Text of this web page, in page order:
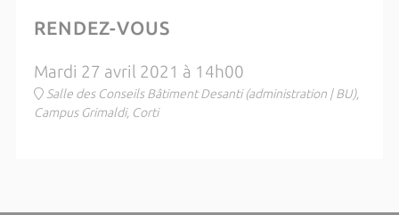
RENDEZ-VOUS
Mardi 27 avril 2021 à 14h00
Salle des Conseils Bâtiment Desanti (administration | BU),
Campus Grimaldi, Corti